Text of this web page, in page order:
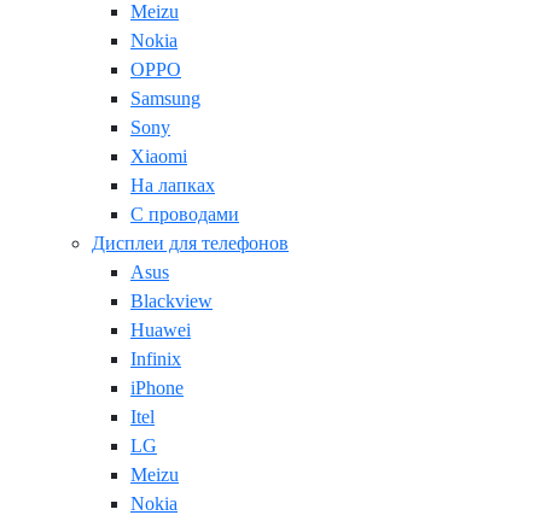
Meizu
Nokia
OPPO
Samsung
Sony
Xiaomi
На лапках
С проводами
Дисплеи для телефонов
Asus
Blackview
Huawei
Infinix
iPhone
Itel
LG
Meizu
Nokia